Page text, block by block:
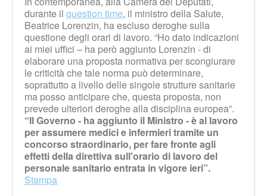
durante il question time, il ministro della Salute,
Beatrice Lorenzin, ha escluso deroghe sulla
questione degli orari di lavoro. “Ho dato indicazioni
ai miei uffici – ha però aggiunto Lorenzin - di
elaborare una proposta normativa per scongiurare
le criticità che tale norma può determinare,
soprattutto a livello delle singole strutture sanitarie
ma posso anticipare che, questa proposta, non
prevede ulteriori deroghe alla disciplina europea”.
“Il Governo - ha aggiunto il Ministro - è al lavoro
per assumere medici e infermieri tramite un
concorso straordinario, per fare fronte agli
effetti della direttiva sull'orario di lavoro del
personale sanitario entrata in vigore ieri”.
Stampa